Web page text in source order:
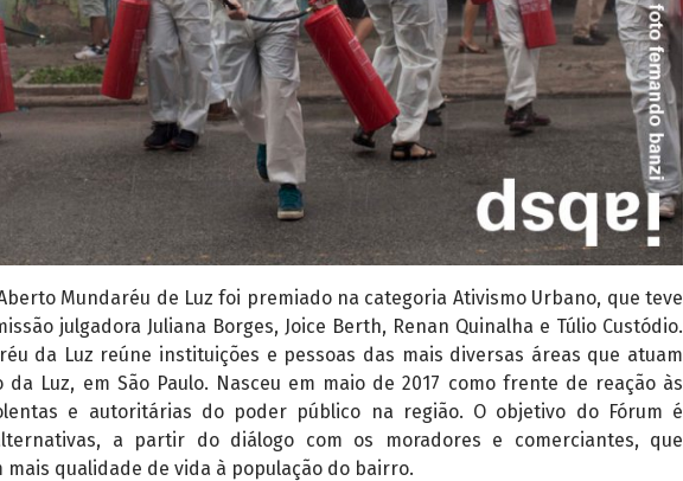
Mundaréu de Luz foi premiado na categoria Ativismo Urbano, que teve
julgadora Juliana Borges, Joice Berth, Renan Quinalha e Túlio Custódio.
da Luz reúne instituições e pessoas das mais diversas áreas que atuam
da Luz, em São Paulo. Nasceu em maio de 2017 como frente de reação às
e autoritárias do poder público na região. O objetivo do Fórum é
a partir do diálogo com os moradores e comerciantes, que
mais qualidade de vida à população do bairro.